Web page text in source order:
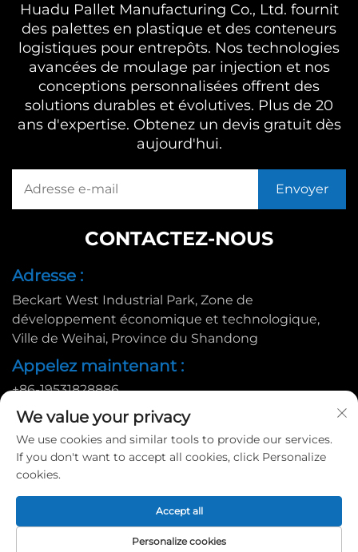
Huadu Pallet Manufacturing Co., Ltd. fournit
des palettes en plastique et des conteneurs
logistiques pour entrepôts. Nos technologies
avancées de moulage par injection et nos
conceptions personnalisées offrent des
solutions durables et évolutives. Plus de 20
ans d'expertise. Obtenez un devis gratuit dès
aujourd'hui.
CONTACTEZ-NOUS
Adresse :
Beckart West Industrial Park, Zone de
développement économique et technologique,
Ville de Weihai, Province du Shandong
Appelez maintenant :
+86-19531828886
E-mail :
[email protected]
Copyright © 2025 par Huadu Pallet Manufacturing Co., Ltd. |
Politique de confidentialité
We value your privacy
We use cookies and similar tools to provide our services.
If you don't want to accept all cookies, click Personalize
cookies.
Personalize cookies
Accept all